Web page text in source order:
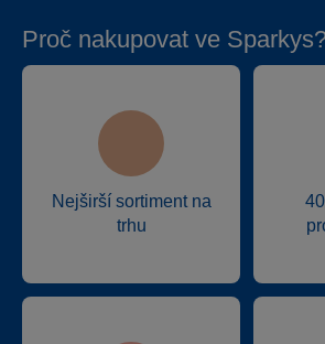
Proč nakupovat ve
Nejširší sortiment na
trhu